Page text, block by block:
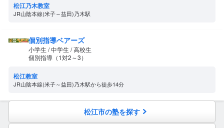
松江乃木教室
JR山陰本線(米子～益田)乃木駅
個別指導ベアーズ
小学生 / 中学生 / 高校生
個別指導（1対2～3）
松江教室
JR山陰本線(米子～益田)乃木駅から徒歩14分
松江市の塾を探す